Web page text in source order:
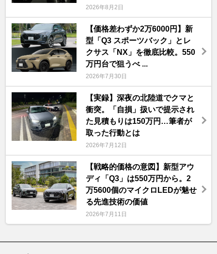
2026年8月2日
【価格差わずか2万6000円】新
型「Q3 スポーツバック」とレ
クサス「NX」を徹底比較。550
万円台で狙うべ ...
2026年7月30日
【実録】深夜の北陸道でクマと
衝突。「自損」扱いで提示され
た見積もりは150万円…筆者が
取った行動とは
2026年7月12日
【戦略的価格の意図】新型アウ
ディ「Q3」は550万円から。2
万5600個のマイクロLEDが魅せ
る先進技術の価値
2026年7月11日